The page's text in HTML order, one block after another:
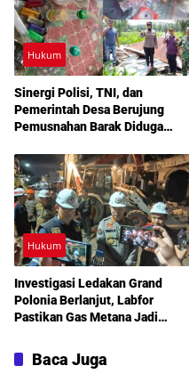
Hukum
Sinergi Polisi, TNI, dan
Pemerintah Desa Berujung
Pemusnahan Barak Diduga
Hukum
Investigasi Ledakan Grand
Polonia Berlanjut, Labfor
Pastikan Gas Metana Jadi
Baca Juga